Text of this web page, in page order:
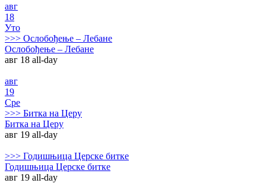
авг
18
Уто
>>> Ослобођење – Лебане
Ослобођење – Лебане
авг 18 all-day
авг
19
Сре
>>> Битка на Церу
Битка на Церу
авг 19 all-day
>>> Годишњица Церске битке
Годишњица Церске битке
авг 19 all-day